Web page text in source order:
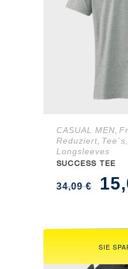
CASUAL MEN,
Reduziert,
Longsleeves
SUCCESS TEE
34,09€
SIE